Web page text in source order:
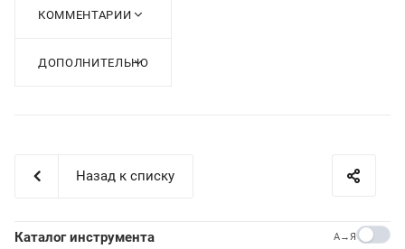
КОММЕНТАРИИ
ДОПОЛНИТЕЛЬНО
Назад к списку
Каталог инструмента A→Я